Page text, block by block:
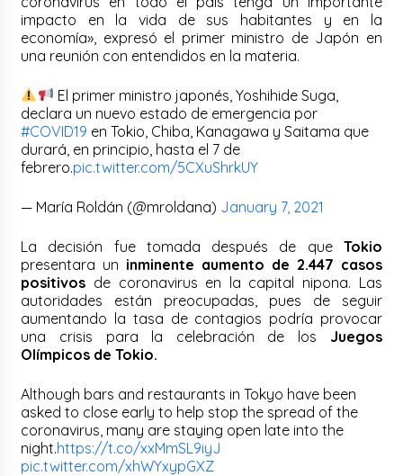
impacto en la vida de sus habitantes y en la
economía», expresó el primer ministro de Japón en
una reunión con entendidos en la materia.
El primer ministro japonés, Yoshihide Suga,
declara un nuevo estado de emergencia por
#COVID19 en Tokio, Chiba, Kanagawa y Saitama que
durará, en principio, hasta el 7 de
febrero.pic.twitter.com/5CXuShrkUY
— María Roldán (@mroldana) January 7, 2021
La decisión fue tomada después de que Tokio
presentara un inminente aumento de 2.447 casos
positivos de coronavirus en la capital nipona. Las
autoridades están preocupadas, pues de seguir
aumentando la tasa de contagios podría provocar
una crisis para la celebración de los Juegos
Olímpicos de Tokio.
Although bars and restaurants in Tokyo have been
asked to close early to help stop the spread of the
coronavirus, many are staying open late into the
night.https://t.co/xxMmSL9iyJ
pic.twitter.com/xhWYxypGXZ